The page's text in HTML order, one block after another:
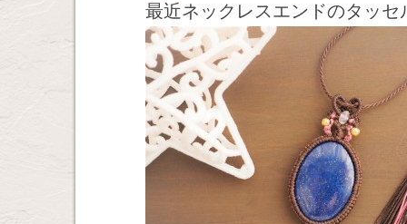
最近ネックレスエンドのタッセ